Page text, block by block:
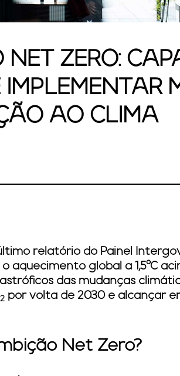
NET ZERO:
IMPLEMENTAR
AO CLIMA
relatório do Painel
o aquecimento global a 1,5°C
das mudanças
2 por volta de 2030 e alcançar
Net Zero?